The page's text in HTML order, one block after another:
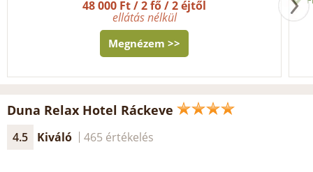
48 000 Ft / 2 fő / 2 éjtől
ellátás nélkül
Megnézem >>
Duna Relax Hotel Ráckeve
4.5 Kiváló 465 értékelés